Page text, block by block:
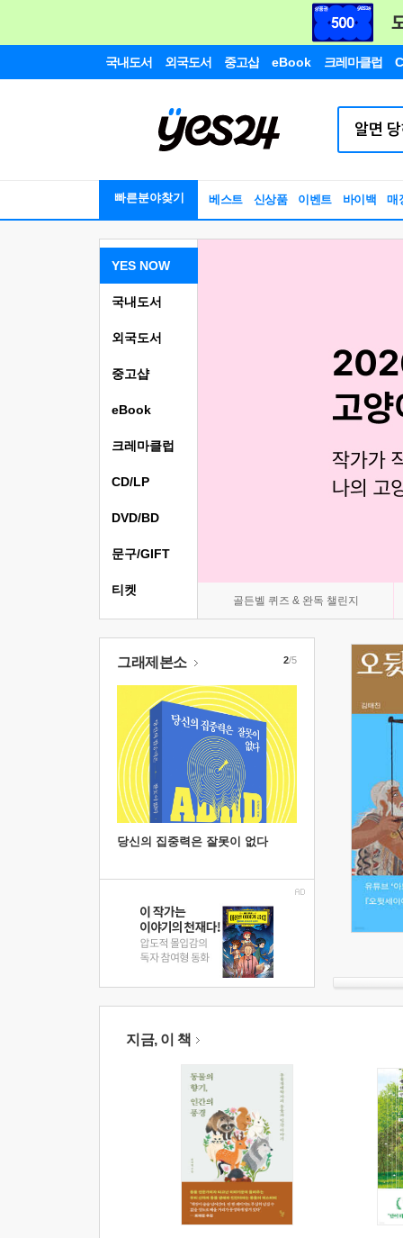
국내도서 외국도서 중고샵 eBook 크레마클럽
빠른분야찾기 베스트 신상품 이벤트 바이백 매
YES NOW
골든벨 퀴즈 & 완독 챌린지
국내도서
외국도서
중고샵
eBook
크레마클럽
CD/LP
DVD/BD
문구/GIFT
티켓
그래제본소
당신의 집중력은 잘못이 없다
2/5
지금, 이 책